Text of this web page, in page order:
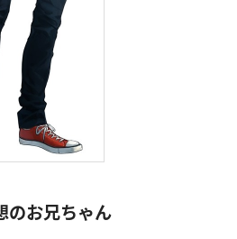
のお兄ちゃん